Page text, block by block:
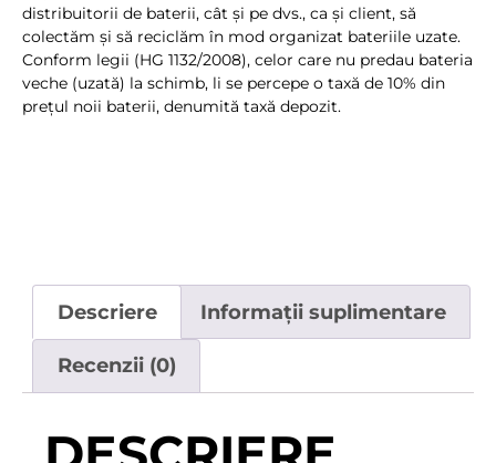
distribuitorii de baterii, cât şi pe dvs., ca şi client, să
colectăm şi să reciclăm în mod organizat bateriile uzate.
Conform legii (HG 1132/2008), celor care nu predau bateria
veche (uzată) la schimb, li se percepe o taxă de 10% din
preţul noii baterii, denumită taxă depozit.
Descriere Informații suplimentare
Recenzii (0)